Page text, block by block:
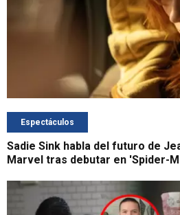
Espectáculos
Sadie Sink habla del futuro de
Marvel tras debutar en 'Spider-